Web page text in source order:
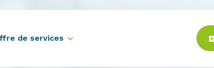
de services